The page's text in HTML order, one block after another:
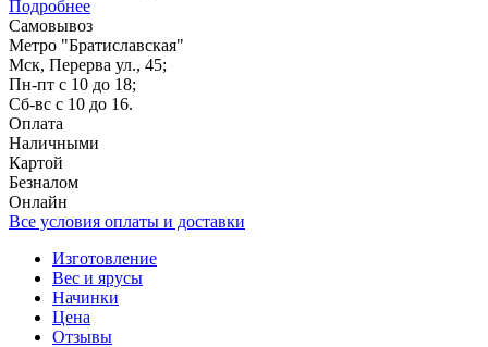
Подробнее
Самовывоз
Метро "Братиславская"
Мск, Перерва ул., 45;
Пн-пт с 10 до 18;
Сб-вс с 10 до 16.
Оплата
Наличными
Картой
Безналом
Онлайн
Все условия оплаты и доставки
Изготовление
Вес и ярусы
Начинки
Цена
Отзывы